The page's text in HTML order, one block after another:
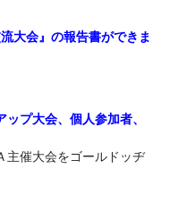
大会』の報告書ができま
プ大会、個人参加者、
主催大会をゴールドッヂ